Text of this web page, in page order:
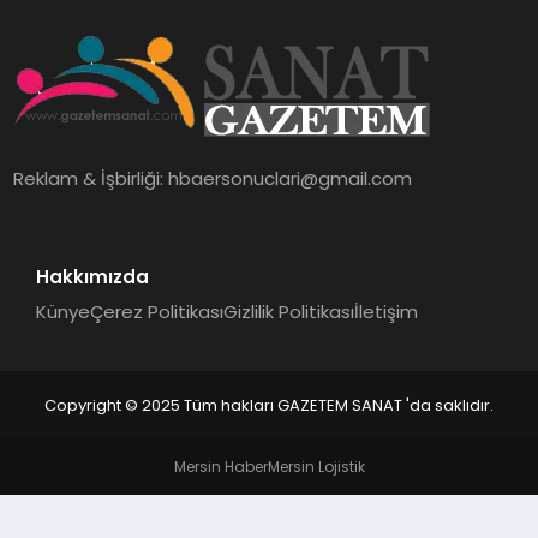
SAĞLIK
Reklam & İşbirliği:hbaersonuclari@gmail.com
Hakkımızda
KünyeÇerez PolitikasıGizlilik Politikasıİletişim
Copyright © 2025 Tüm hakları GAZETEM SANAT 'da saklıdır.
Mersin HaberMersin Lojistik